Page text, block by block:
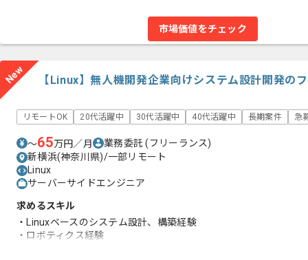
市場価値をチェック
New 【Linux】無人機開発企業向けシステム設計開発の
リモートOK 20代活躍中 30代活躍中 40代活躍中 長期案件 急
〜65万円／月 業務委託(フリーランス)
新横浜(神奈川県)/一部リモート
Linux
サーバーサイドエンジニア
求めるスキル
・Linuxベースのシステム設計、構築経験
・ロボティクス経験